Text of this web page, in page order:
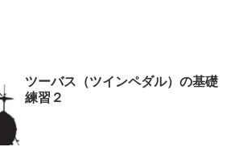
ツーバス（ツインペダル）の基礎
練習２